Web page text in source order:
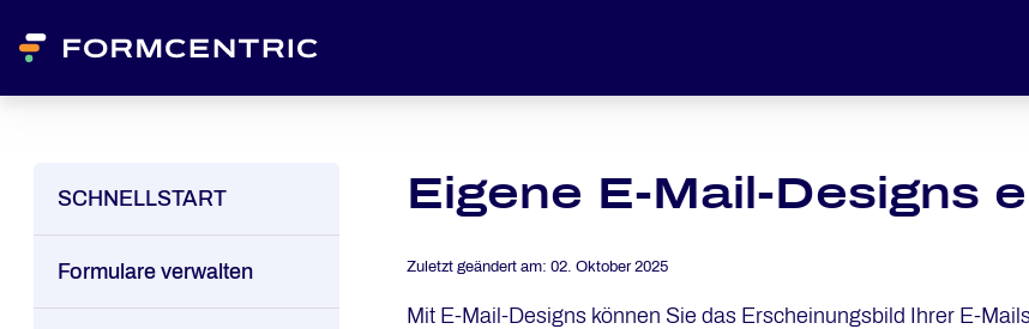
SCHNELLSTART
Formulare verwalten
Eigene E-Mail-Designs
Zuletzt geändert am:02. Oktober 2025
Mit E-Mail-Designs können Sie das Erscheinungsbild Ihrer E-